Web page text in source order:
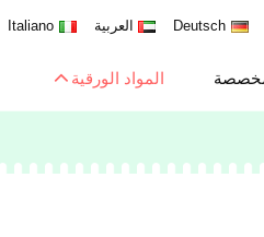
Deutsch العربية Italiano
المواد الورقية